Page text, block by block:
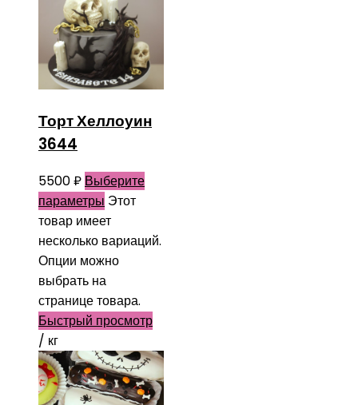
Торт Хеллоуин
3644
5500₽ Выберите
параметры Этот
товар имеет
несколько вариаций.
Опции можно
выбрать на
странице товара.
Быстрый просмотр
/ кг